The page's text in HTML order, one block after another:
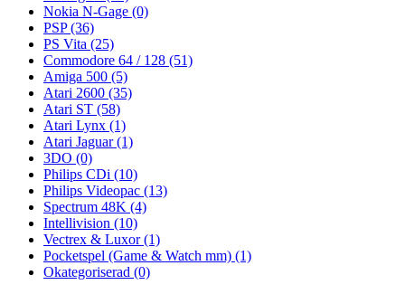
Nokia N-Gage (0)
PSP(36)
PS Vita (25)
Commodore 64 / 128 (51)
Amiga 500 (5)
Atari 2600 (35)
Atari ST (58)
Atari Lynx (1)
Atari Jaguar(1)
3DO (0)
Philips CDi (10)
Philips Videopac (13)
Spectrum 48K (4)
Intellivision (10)
Vectrex & Luxor(1)
Pocketspel (Game & Watch mm) (1)
Okategoriserad (0)